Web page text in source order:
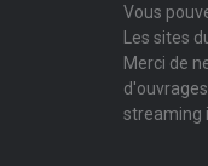
Vous
Les sites
Merci de
streaming